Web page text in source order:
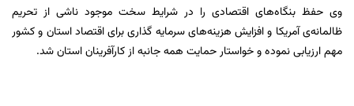
وی حفظ بنگاه‌های اقتصادی را در شرایط سخت موجود ناشی از تحریم
ظالمانه‌ی آمریکا و افزایش هزینه‌های سرمایه گذاری برای اقتصاد استان و کشور
مهم ارزیابی نموده و خواستار حمایت همه جانبه از کارآفرینان استان شد.